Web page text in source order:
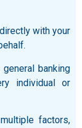
with your
banking
individual or
factors,